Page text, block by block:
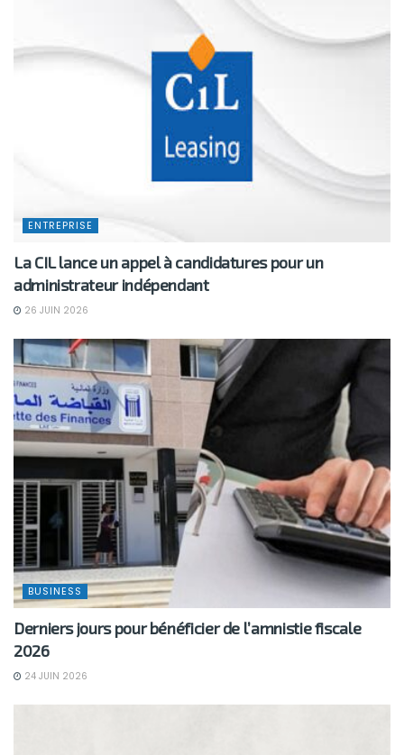
ENTREPRISE
La CIL lance un appel à candidatures pour un
administrateur indépendant
26 JUIN 2026
BUSINESS
Derniers jours pour bénéficier de l’amnistie fiscale
2026
24 JUIN 2026